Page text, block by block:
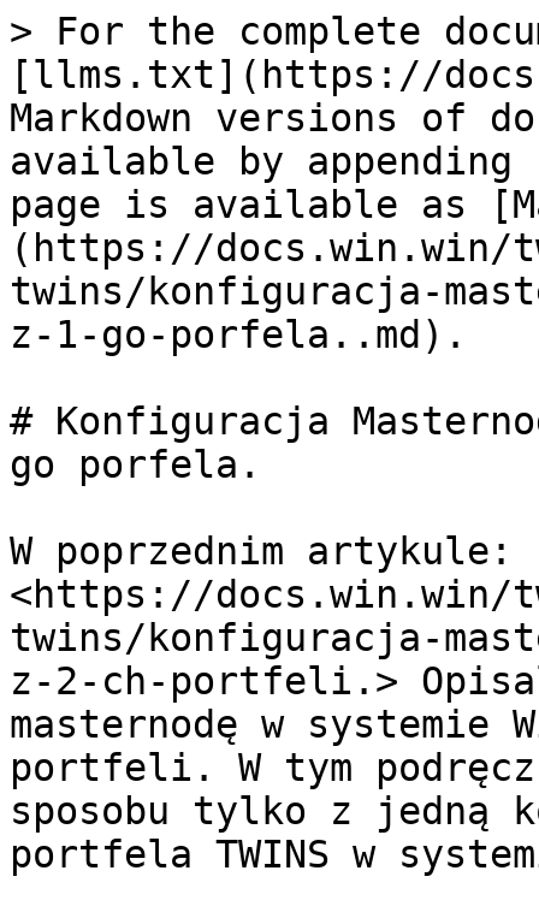
> For the complete
[llms.txt](https://
Markdown versions of
available by
page is available as
(https://docs.win.win/
twins/konfiguracja-
z-1-go-porfela..md).
# Konfiguracja
go porfela.
W poprzednim artykule:
<https://docs.win.win/
twins/konfiguracja-
z-2-ch-portfeli.>
masternodę w systemie
portfeli. W tym
sposobu tylko z jedną
portfela TWINS w